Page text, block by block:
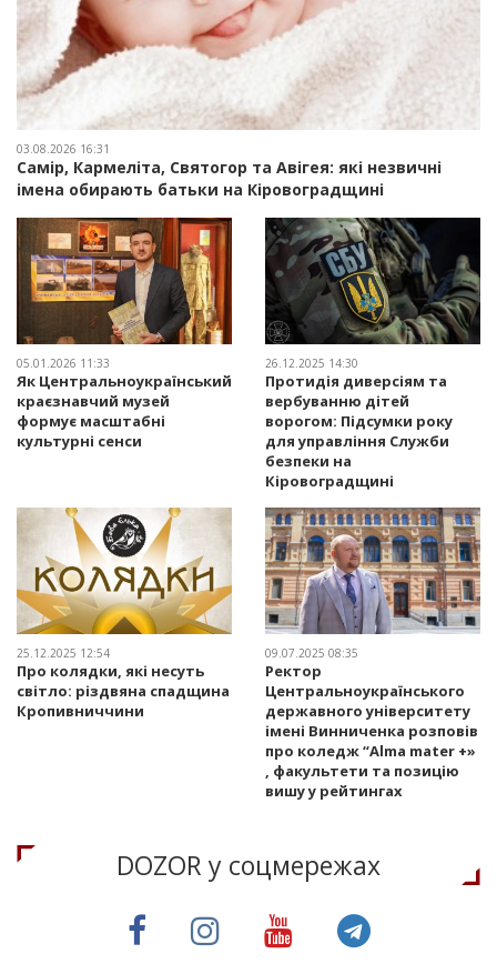
03.08.2026 16:31
Самір, Кармеліта, Святогор та Авігея: які незвичні
імена обирають батьки на Кіровоградщині
05.01.2026 11:33
Як Центральноукраїнський
краєзнавчий музей
формує масштабні
культурні сенси
26.12.2025 14:30
Протидія диверсіям та
вербуванню дітей
ворогом: Підсумки року
для управління Служби
безпеки на
Кіровоградщині
25.12.2025 12:54
Про колядки, які несуть
світло: різдвяна спадщина
Кропивниччини
09.07.2025 08:35
Ректор
Центральноукраїнського
державного університету
імені Винниченка розповів
про коледж “Alma mater +»
, факультети та позицію
вишу у рейтингах
DOZOR у соцмережах